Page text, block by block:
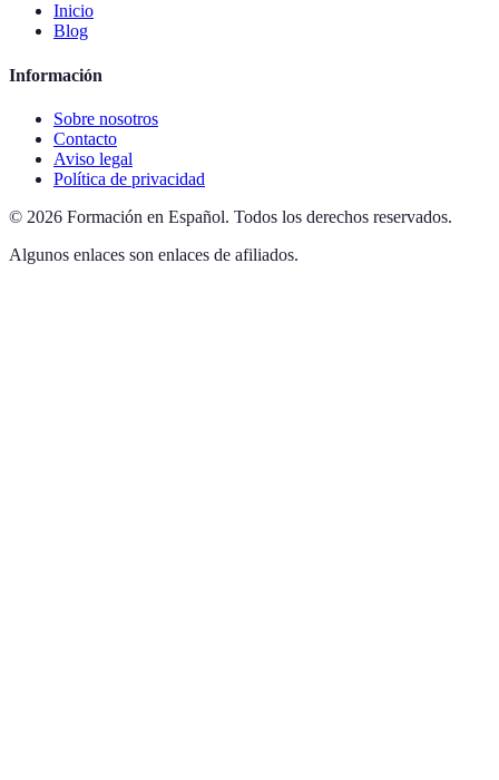
Inicio
Blog
Información
Sobre nosotros
Contacto
Aviso legal
Política de privacidad
© 2026 Formación en Español. Todos los derechos reservados.
Algunos enlaces son enlaces de afiliados.